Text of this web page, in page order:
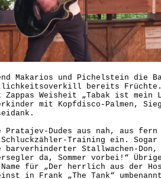
Makarios und Pichelstein die
bereits
Zappas Weisheit „Tabak ist mein
mit Kopfdisco-Palmen,
Pratajev-Dudes aus nah, aus
Schluckzähler-Training ein.
barverhinderter Stallwachen-Don,
da, Sommer vorbei!“
für „Der herrlich aus der
in Frank „The Tank“